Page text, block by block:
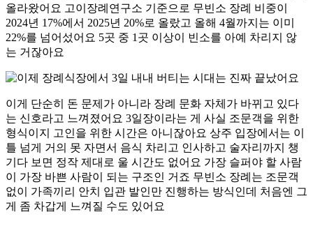
올라왔어요 고이장례연구소 기준으로 무빈소 장례 비중이
2024년 17%에서 2025년 20%로 올랐고 올해 4월까지는 이미
22%를 넘어섰어요 5곳 중 1곳 이상이 빈소를 아예 차리지 않
는 거잖아요
이게 단순히 돈 문제가 아니라 장례 문화 자체가 바뀌고 있다
는 신호라고 느껴졌어요 3일장이라는 게 사실 조문객을 위한
형식이지 고인을 위한 시간은 아니잖아요 상주 입장에서는 이
틀 넘게 거의 못 자면서 음식 차리고 인사하고 술자리까지 챙
기다 보면 정작 제대로 울 시간도 없어요 가장 슬퍼야 할 사람
이 가장 바쁜 사람이 되는 구조인 거죠 무빈소 장례는 조문객
없이 가족끼리 안치 입관 발인만 진행하는 방식인데 처음엔 그
게 좀 차갑게 느껴질 수도 있어요